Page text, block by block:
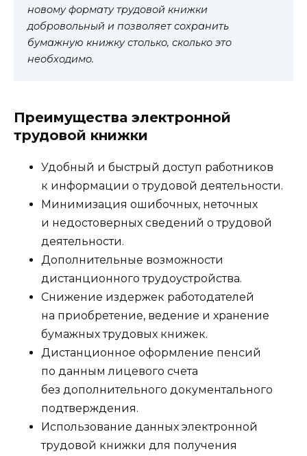
новому формату трудовой книжки
добровольный и позволяет сохранить
бумажную книжку столько, сколько это
необходимо.
Преимущества электронной
трудовой книжки
Удобный и быстрый доступ работников
к информации о трудовой деятельности.
Минимизация ошибочных, неточных
и недостоверных сведений о трудовой
деятельности.
Дополнительные возможности
дистанционного трудоустройства.
Снижение издержек работодателей
на приобретение, ведение и хранение
бумажных трудовых книжек.
Дистанционное оформление пенсий
по данным лицевого счета
без дополнительного документального
подтверждения.
Использование данных электронной
трудовой книжки для получения